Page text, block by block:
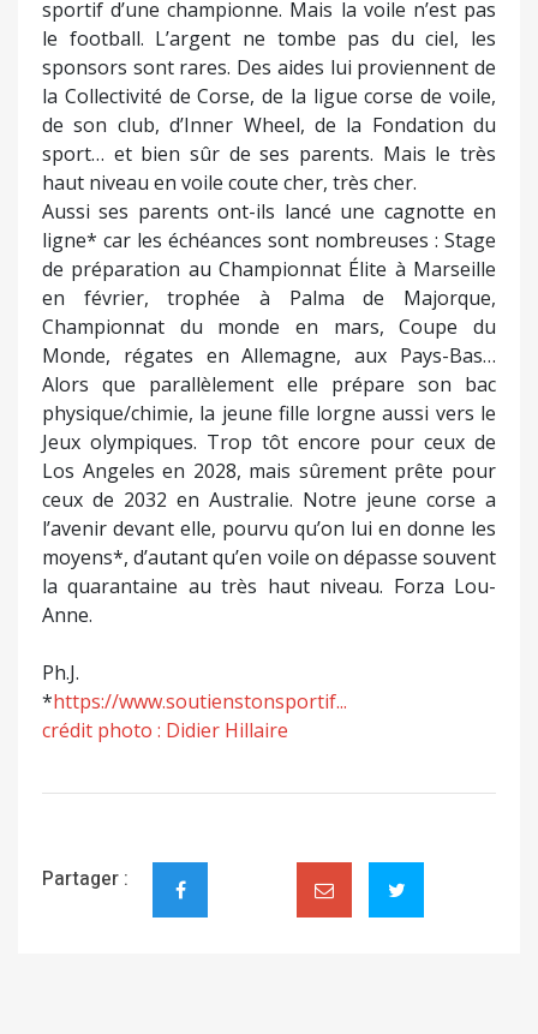
sportif d’une championne. Mais la voile n’est pas
le football. L’argent ne tombe pas du ciel, les
sponsors sont rares. Des aides lui proviennent de
la Collectivité de Corse, de la ligue corse de voile,
de son club, d’Inner Wheel, de la Fondation du
sport… et bien sûr de ses parents. Mais le très
haut niveau en voile coute cher, très cher.
Aussi ses parents ont-ils lancé une cagnotte en
ligne* car les échéances sont nombreuses : Stage
de préparation au Championnat Élite à Marseille
en février, trophée à Palma de Majorque,
Championnat du monde en mars, Coupe du
Monde, régates en Allemagne, aux Pays-Bas…
Alors que parallèlement elle prépare son bac
physique/chimie, la jeune fille lorgne aussi vers le
Jeux olympiques. Trop tôt encore pour ceux de
Los Angeles en 2028, mais sûrement prête pour
ceux de 2032 en Australie. Notre jeune corse a
l’avenir devant elle, pourvu qu’on lui en donne les
moyens*, d’autant qu’en voile on dépasse souvent
la quarantaine au très haut niveau. Forza Lou-
Anne.
Ph.J.
*https://www.soutienstonsportif...
crédit photo : Didier Hillaire
Partager :